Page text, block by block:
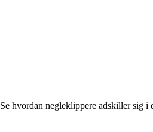
Se hvordan negleklippere adskiller sig i